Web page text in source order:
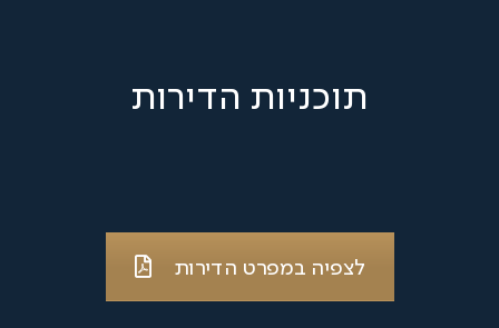
תוכניות הדירות
לצפיה במפרט הדירות